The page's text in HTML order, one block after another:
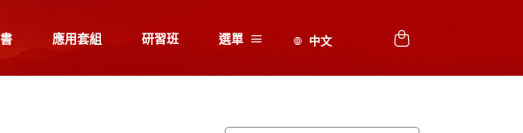
書 應用套組 研習班 選單